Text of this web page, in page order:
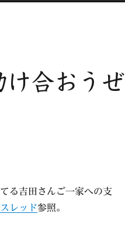
合おうぜ
る吉田さんご一家への支
レッド参照。